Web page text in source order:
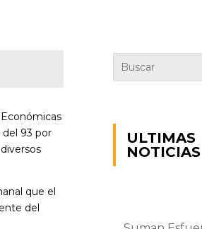
93 por
que el
del
ULTIMAS
NOTICIAS